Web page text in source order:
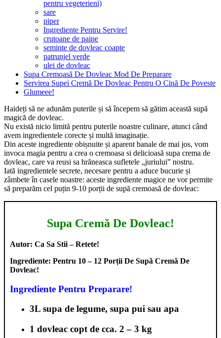
pentru vegeterieni)
sare
piper
Ingrediente Pentru Servire!
crutoane de paine
seminte de dovleac coapte
patrunjel verde
ulei de dovleac
Supa Cremoasă De Dovleac Mod De Preparare
Servirea Supei Cremă De Dovleac Pentru O Cină De Poveste
Glumeee!
Haideți să ne adunăm puterile și să începem să gătim această supă
magică de dovleac.
Nu există nicio limită pentru puterile noastre culinare, atunci când
avem ingredientele corecte și multă imaginație.
Din aceste ingrediente obișnuite și aparent banale de mai jos, vom
invoca magia pentru a crea o cremoasa si delicioasă supa crema de
dovleac, care va reusi sa hrăneasca sufletele „juriului” nostru.
Iată ingredientele secrete, necesare pentru a aduce bucurie și
zâmbete în casele noastre: aceste ingrediente magice ne vor permite
să preparăm cel puțin 9-10 porții de supă cremoasă de dovleac:
Supa Cremă De Dovleac!
Autor: Ca Sa Stii – Retete!
Ingrediente: Pentru 10 – 12 Porții De Supă Cremă De
Dovleac!
Ingrediente Pentru Preparare!
3L supa de legume, supa pui sau apa
1 dovleac copt de cca. 2 – 3 kg